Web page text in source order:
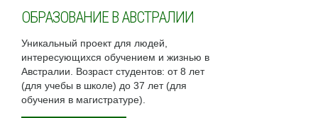
ОБРАЗОВАНИЕ В АВСТРАЛИИ
Уникальный проект для людей,
интересующихся обучением и жизнью в
Австралии. Возраст студентов: от 8 лет
(для учебы в школе) до 37 лет (для
обучения в магистратуре).